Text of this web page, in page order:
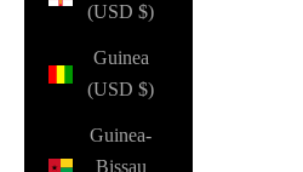
(USD $)
Guinea
(USD $)
Guinea-
Bissau